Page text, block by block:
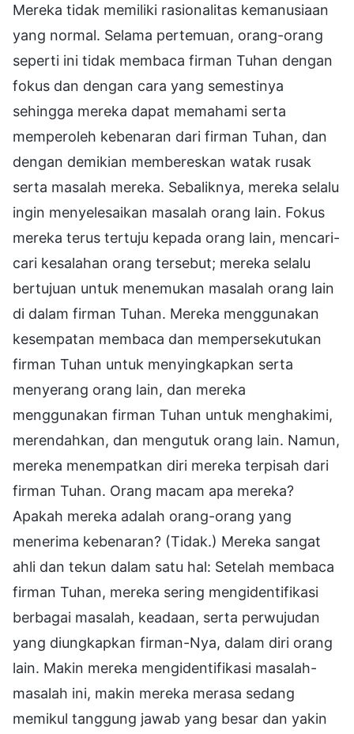
Mereka tidak memiliki rasionalitas kemanusiaan
yang normal. Selama pertemuan, orang-orang
seperti ini tidak membaca firman Tuhan dengan
fokus dan dengan cara yang semestinya
sehingga mereka dapat memahami serta
memperoleh kebenaran dari firman Tuhan, dan
dengan demikian membereskan watak rusak
serta masalah mereka. Sebaliknya, mereka selalu
ingin menyelesaikan masalah orang lain. Fokus
mereka terus tertuju kepada orang lain, mencari-
cari kesalahan orang tersebut; mereka selalu
bertujuan untuk menemukan masalah orang lain
di dalam firman Tuhan. Mereka menggunakan
kesempatan membaca dan mempersekutukan
firman Tuhan untuk menyingkapkan serta
menyerang orang lain, dan mereka
menggunakan firman Tuhan untuk menghakimi,
merendahkan, dan mengutuk orang lain. Namun,
mereka menempatkan diri mereka terpisah dari
firman Tuhan. Orang macam apa mereka?
Apakah mereka adalah orang-orang yang
menerima kebenaran? (Tidak.) Mereka sangat
ahli dan tekun dalam satu hal: Setelah membaca
firman Tuhan, mereka sering mengidentifikasi
berbagai masalah, keadaan, serta perwujudan
yang diungkapkan firman-Nya, dalam diri orang
lain. Makin mereka mengidentifikasi masalah-
masalah ini, makin mereka merasa sedang
memikul tanggung jawab yang besar dan yakin